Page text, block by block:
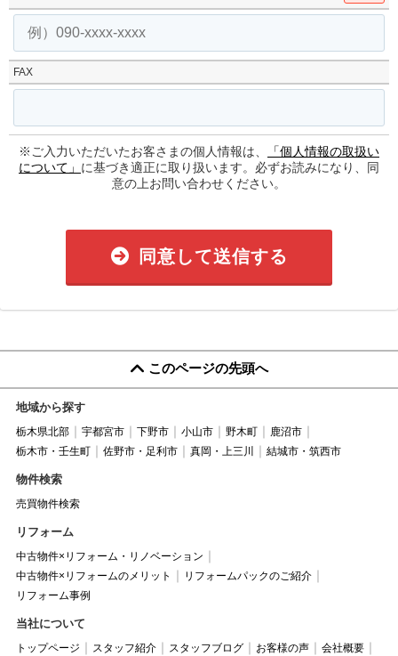
FAX
※ご入力いただいたお客さまの個人情報は、
「個人情報の取扱い
について」 に基づき適正に取り扱います。必ずお読みになり、同
意の上お問い合わせください。
同意して送信する
このページの先頭へ
地域から探す
栃木県北部 宇都宮市 下野市 小山市 野木町
鹿沼市
栃木市・壬生町
佐野市・足利市 真岡・上三川 結城市・筑西市
物件検索
売買物件検索
リフォーム
中古物件×リフォーム・リノベーション
中古物件×リフォームのメリット
リフォームパックのご紹介
リフォーム事例
当社について
トップページ スタッフ紹介 スタッフブログ お客様の声
会社概要